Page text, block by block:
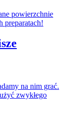
powierzchnie
preparatach!
na nim grać.
zwykłego